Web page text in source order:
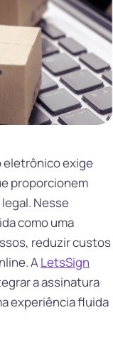
eletrônico exige
proporcionem
Nesse
como uma
reduzir custos
ALetsSign
a assinatura
experiência fluida